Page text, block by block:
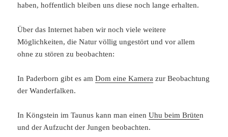
haben, hoffentlich bleiben uns diese noch lange erhalten.
Über das Internet haben wir noch viele weitere
Möglichkeiten, die Natur völlig ungestört und vor allem
ohne zu stören zu beobachten:
In Paderborn gibt es amDom eine Kamera zur Beobachtung
der Wanderfalken.
In Köngstein im Taunus kann man einenUhu beim Brüten
und der Aufzucht der Jungen beobachten.